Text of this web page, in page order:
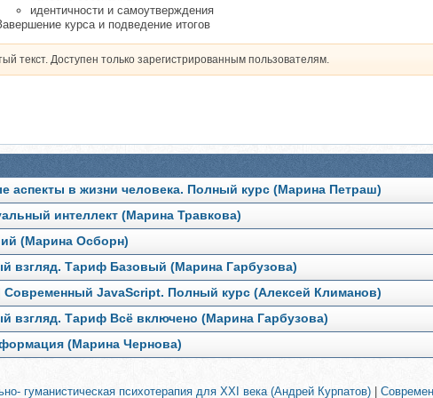
идентичности и самоутверждения
курса и подведение итогов
текст. Доступен только зарегистрированным пользователям.
аспекты в жизни человека. Полный курс (Марина Петраш)
интеллект (Марина Травкова)
(Марина Осборн)
взгляд. Тариф Базовый (Марина Гарбузова)
Современный JavaScript. Полный курс (Алексей Климанов)
взгляд. Тариф Всё включено (Марина Гарбузова)
(Марина Чернова)
гуманистическая психотерапия для ХХI века (Андрей Курпатов)